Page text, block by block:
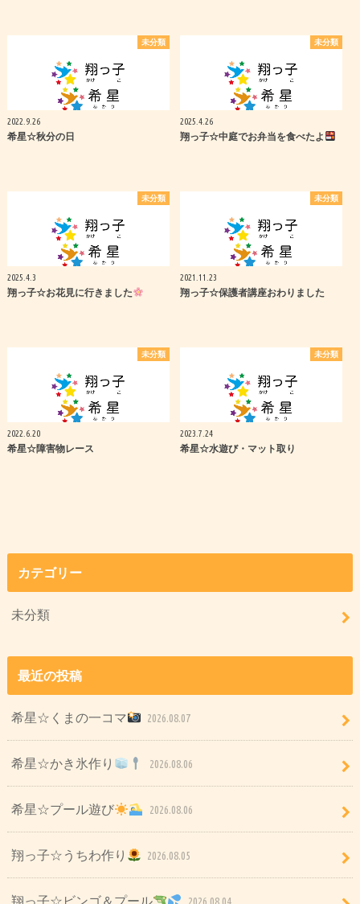
未分類
2022.9.26
希星☆秋分の日
未分類
2025.4.26
翔っ子☆中庭でお弁当を食べたよ
未分類
2025.4.3
翔っ子☆お花見に行きました
未分類
2021.11.23
翔っ子☆保護者講座おわりました
未分類
2022.6.20
希星☆障害物レース
未分類
2023.7.24
希星☆水遊び・マット取り
カテゴリー
未分類
最近の投稿
希星☆くまの一コマ 2026.08.07
希星☆かき氷作り 2026.08.06
希星☆プール遊び 2026.08.06
翔っ子☆うちわ作り 2026.08.05
翔っ子☆ビンゴ＆プール